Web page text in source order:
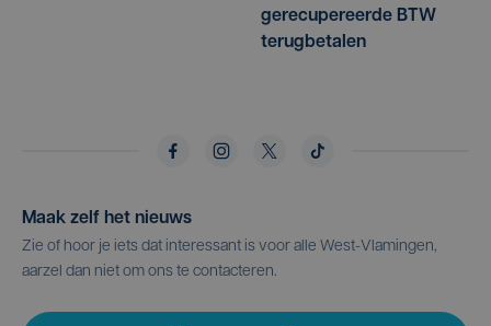
gerecupereerde BTW
terugbetalen
Maak zelf het nieuws
Zie of hoor je iets dat interessant is voor alle West-Vlamingen,
aarzel dan niet om ons te contacteren.